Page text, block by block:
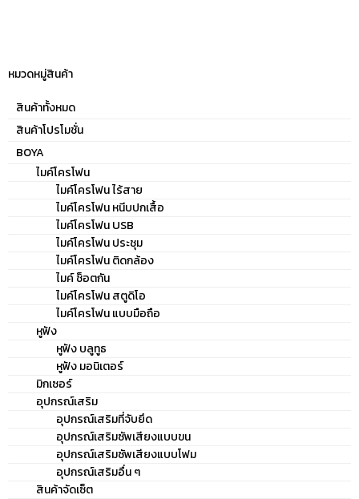
หมวดหมู่สินค้า
สินค้าทั้งหมด
สินค้าโปรโมชั่น
BOYA
ไมค์โครโฟน
ไมค์โครโฟน ไร้สาย
ไมค์โครโฟน หนีบปกเสื้อ
ไมค์โครโฟน USB
ไมค์โครโฟน ประชุม
ไมค์โครโฟน ติดกล้อง
ไมค์ ช็อตกัน
ไมค์โครโฟน สตูดิโอ
ไมค์โครโฟน แบบมือถือ
หูฟัง
หูฟัง บลูทูธ
หูฟัง มอนิเตอร์
มิกเซอร์
อุปกรณ์เสริม
อุปกรณ์เสริมที่จับยึด
อุปกรณ์เสริมซัพเสียงแบบขน
อุปกรณ์เสริมซัพเสียงแบบโฟม
อุปกรณ์เสริมอื่น ๆ
สินค้าจัดเซ็ต